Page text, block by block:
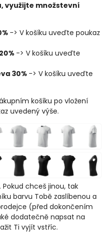
využijte množstevní
-> V košíku uveďte poukaz
-> V košíku uveďte
30% -> V košíku uveďte
košíku po vložení
uvedený výše.
chceš jinou, tak
barvu Tobě zaslíbenou a
(před dokončením
dodatečně napsat na
Ti vyjít vstříc.